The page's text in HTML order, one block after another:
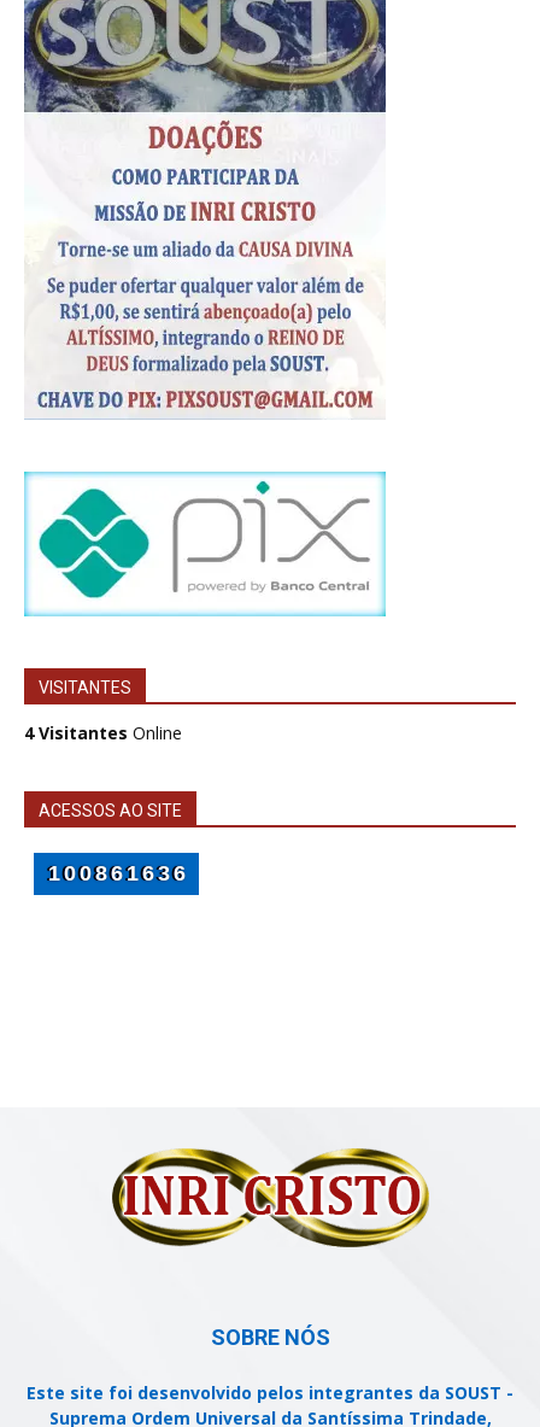
VISITANTES
4 Visitantes Online
ACESSOS AO SITE
SOBRE NÓS
Este site foi desenvolvido pelos integrantes da SOUST -
Suprema Ordem Universal da Santíssima Trindade,